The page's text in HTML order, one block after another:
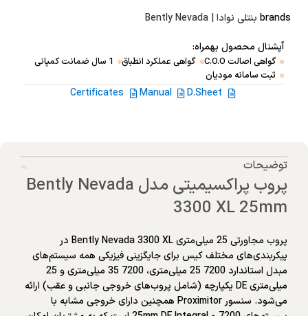
brands بنتلی نوادا | Bently Nevada
آپشنال محصول بهمراه:
گواهی اصالت C.O.O گواهی عملکرد انطباق
1 سال ضمانت کمپانی
ثبت سامانه مودیان
D.Sheet
Manual
Certificates
توضیحات
پروب پراکسیمیتی مدل Bently Nevada
3300 XL 25mm
پروب مجاورتی 25 میلی‌متری Bently Nevada 3300 XL در
پیکربندی‌های مختلف کیس برای جایگزینی فیزیکی همه سیستم‌های
مبدل استاندارد 7200 25 میلی‌متری، 7200 35 میلی‌متری و 25
میلی‌متری DE یکپارچه (شامل پروب‌های خروجی جانبی و عقب) ارائه
می‌شود. سنسور Proximitor همچنین دارای خروجی مشابه با